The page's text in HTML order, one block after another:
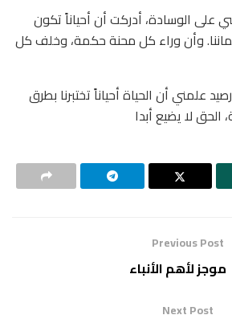
على الوسادة، أدركت أن أحياناً تكون
وأن وراء كل محنة حكمة، وخلف كل
علمني أن الحياة أحياناً تختبرنا بطرق
الحق لا يضيع أبدا
Previous Post
موجز لأهم الأنباء
Next Post